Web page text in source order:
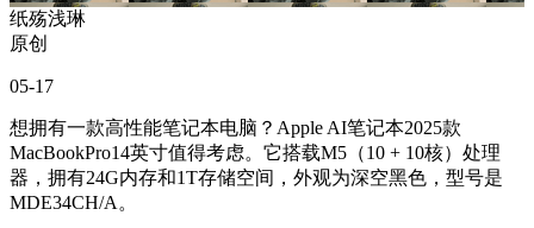
纸殇浅琳
原创
05-17
想拥有一款高性能笔记本电脑？Apple AI笔记本2025款
MacBookPro14英寸值得考虑。它搭载M5（10 + 10核）处理
器，拥有24G内存和1T存储空间，外观为深空黑色，型号是
MDE34CH/A。